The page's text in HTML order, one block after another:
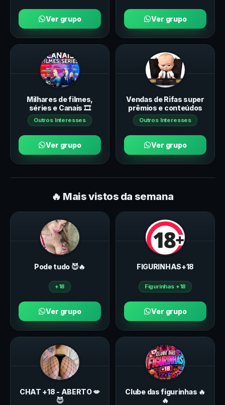
Ver grupo Ver grupo
Milhares de filmes,
séries e Canais 🎞️
Outros Interesses
Ver grupo
Vendas de Rifas super
prêmios e conteúdos
Outros Interesses
Ver grupo
🔥 Mais vistos da semana
Pode tudo 😈🔥
+18
Ver grupo
FIGURINHAS+18
Figurinhas +18
Ver grupo
CHAT +18 - ABERTO 💋
😈
Clube das figurinhas 🔥
🔥